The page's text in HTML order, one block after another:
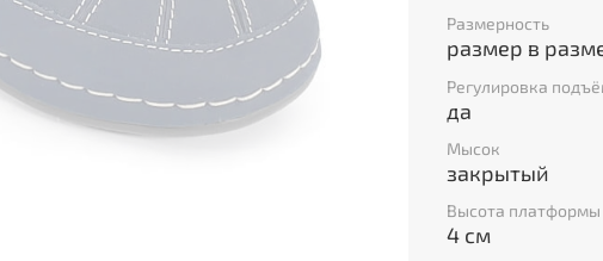
Размерность
размер в
Регулировка
да
Мысок
закрытый
Высота платформы
4 см